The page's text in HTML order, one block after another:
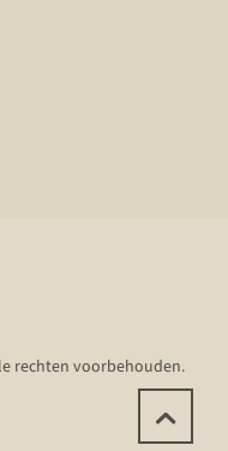
rechten voorbehouden.